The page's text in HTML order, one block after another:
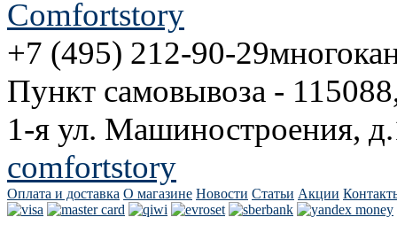
+7 (495) 212-90-29
Пункт самовывоза -
1-я ул. Машиностроения,
comfortstory
Оплата и доставка О магазине Новости Статьи Акции